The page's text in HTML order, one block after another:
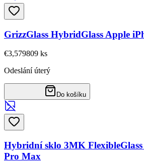
GrizzGlass HybridGlass Apple
€3,579809 ks
Odeslání úterý
Do košíku
Hybridní sklo 3MK FlexibleGlass
Pro Max